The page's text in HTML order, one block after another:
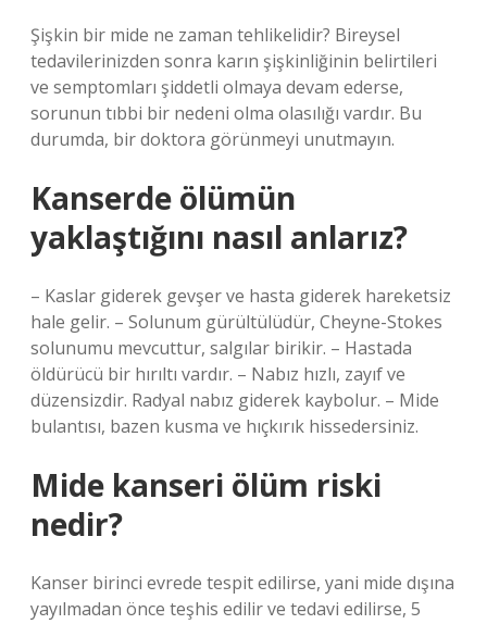
Şişkin bir mide ne zaman tehlikelidir? Bireysel
tedavilerinizden sonra karın şişkinliğinin belirtileri
ve semptomları şiddetli olmaya devam ederse,
sorunun tıbbi bir nedeni olma olasılığı vardır. Bu
durumda, bir doktora görünmeyi unutmayın.
Kanserde ölümün
yaklaştığını nasıl anlarız?
– Kaslar giderek gevşer ve hasta giderek hareketsiz
hale gelir. – Solunum gürültülüdür, Cheyne-Stokes
solunumu mevcuttur, salgılar birikir. – Hastada
öldürücü bir hırıltı vardır. – Nabız hızlı, zayıf ve
düzensizdir. Radyal nabız giderek kaybolur. – Mide
bulantısı, bazen kusma ve hıçkırık hissedersiniz.
Mide kanseri ölüm riski
nedir?
Kanser birinci evrede tespit edilirse, yani mide dışına
yayılmadan önce teşhis edilir ve tedavi edilirse, 5